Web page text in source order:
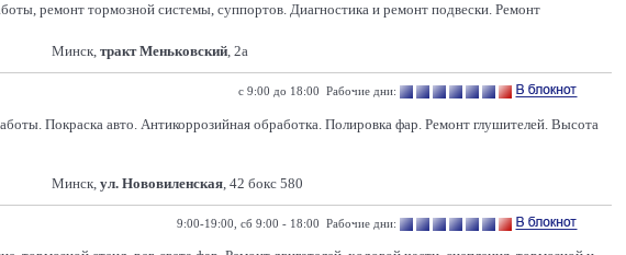
ремонт тормозной системы, суппортов. Диагностика и ремонт подвески. Ремонт
Минск, тракт Меньковский, 2а
с 9:00 до 18:00 Рабочие дни:
Покраска авто. Антикоррозийная обработка. Полировка фар. Ремонт глушителей. Высота
Минск, ул. Нововиленская, 42 бокс 580
9:00-19:00, сб 9:00 - 18:00 Рабочие дни: